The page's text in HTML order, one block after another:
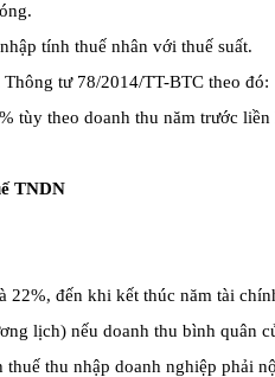
tính thuế nhân với thuế suất.
tư 78/2014/TT-BTC theo đó:
tùy theo doanh thu năm trước liền
TNDN
22%, đến khi kết thúc năm tài
lịch) nếu doanh thu bình quân
thu nhập doanh nghiệp phải